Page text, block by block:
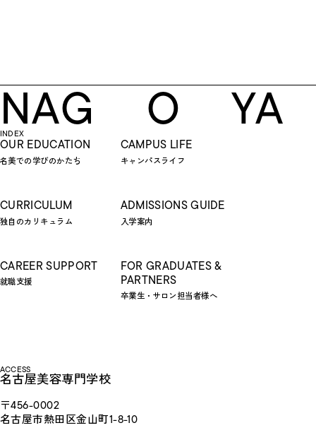
NAG O YA
INDEX
OUR EDUCATION
名美での学びのかたち
CAMPUS LIFE
キャンパスライフ
CURRICULUM
独自のカリキュラム
ADMISSIONS GUIDE
入学案内
CAREER SUPPORT
就職支援
FOR GRADUATES &
PARTNERS
卒業生・サロン担当者様へ
ACCESS
名古屋美容専門学校
〒456-0002
名古屋市熱田区金山町1-8-10